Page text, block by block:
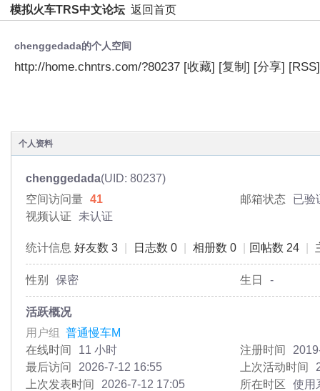
模拟火车TRS中文论坛 返回首页
chenggedada的个人空间
http://home.chntrs.com/?80237 [收藏] [复制] [分享] [RSS]
个人资料
chenggedada(UID: 80237)
空间访问量 41 邮箱状态
已验
视频认证
未认证
统计信息 好友数 3 日志数 0 相册数 0 回帖数 24
性别 保密 生日 -
活跃概况
用户组 普通慢车M
在线时间
11 小时 注册时间
最后访问
2026-7-12 16:55 上次活动时间
上次发表时间
2026-7-12 17:05 所在时区 使用